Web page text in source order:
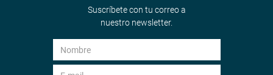
Suscríbete con tu correo a
nuestro newsletter.